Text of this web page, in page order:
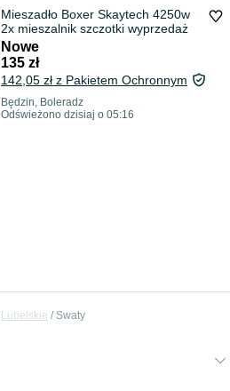
Mieszadło Boxer Skaytech 4250w
2x mieszalnik szczotki wyprzedaż
Nowe
135 zł
142,05 zł z Pakietem Ochronnym
Będzin, Boleradz
Odświeżono dzisiaj o 05:16
Lubelskie Swaty